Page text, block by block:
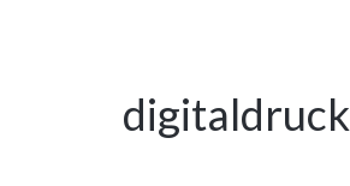
digitaldruck